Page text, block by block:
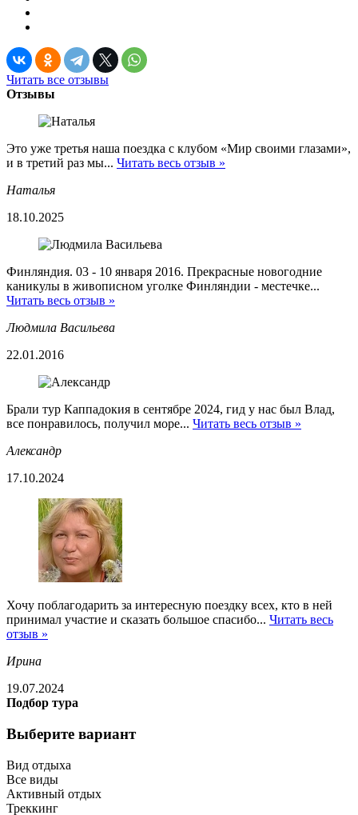
Читать все отзывы
Отзывы
Это уже третья наша поездка с клубом «Мир своими глазами»,
и в третий раз мы... Читать весь отзыв »
Наталья
18.10.2025
Финляндия. 03 - 10 января 2016. Прекрасные новогодние
каникулы в живописном уголке Финляндии - местечке...
Читать весь отзыв »
Людмила Васильева
22.01.2016
Брали тур Каппадокия в сентябре 2024, гид у нас был Влад,
все понравилось, получил море... Читать весь отзыв »
Александр
17.10.2024
Хочу поблагодарить за интересную поездку всех, кто в ней
принимал участие и сказать большое спасибо... Читать весь
отзыв »
Ирина
19.07.2024
Подбор тура
Выберите вариант
Вид отдыха
Все виды
Активный отдых
Треккинг